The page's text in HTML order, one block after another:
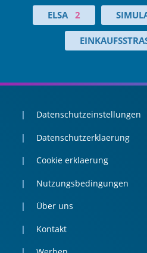
ELSA 2
Datenschutzeinstellungen
Datenschutzerklaerung
Cookie erklaerung
Nutzungsbedingungen
Über uns
Kontakt